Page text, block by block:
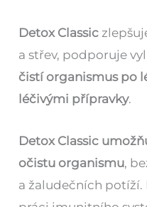
Detox Classic
a střev, podporuje
čistí organismus po
léčivými přípravky.
Detox Classic
očistu organismu,
a žaludečních